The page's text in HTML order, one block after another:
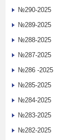
№290-2025
№289-2025
№288-2025
№287-2025
№286 -2025
№285-2025
№284-2025
№283-2025
№282-2025